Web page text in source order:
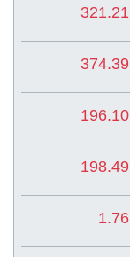
321.21
374.39
196.10
198.49
1.76